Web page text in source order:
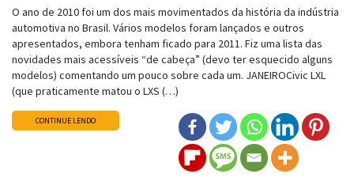
O ano de 2010 foi um dos mais movimentados da história da indústria
automotiva no Brasil. Vários modelos foram lançados e outros
apresentados, embora tenham ficado para 2011. Fiz uma lista das
novidades mais acessíveis “de cabeça” (devo ter esquecido alguns
modelos) comentando um pouco sobre cada um. JANEIROCivic LXL
(que praticamente matou o LXS (…)
CONTINUE LENDO